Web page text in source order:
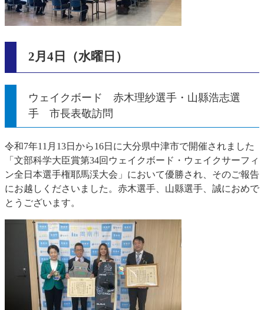
2月4日（水曜日）
ウェイクボード 赤木理紗選手・山縣浩志選
手 市長表敬訪問
令和7年11月13日から16日に大分県中津市で開催されました
「文部科学大臣賞第34回ウェイクボード・ウェイクサーフィ
ン全日本選手権耶馬渓大会」において優勝され、そのご報告
にお越しくださいました。赤木選手、山縣選手、誠におめで
とうございます。